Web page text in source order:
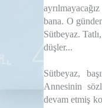
bana. O
Sütbeyaz.
düşler...
Sütbeyaz,
Annesinin
devam etmiş